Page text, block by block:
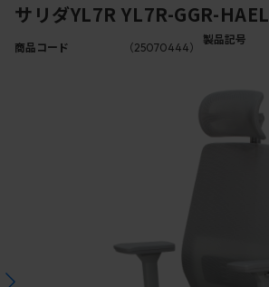
サリダYL7R YL7R-GGR-HAEL
商品コード （25070444）
製品記号